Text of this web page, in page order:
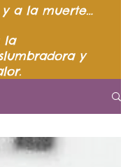
a la muerte…
la
y